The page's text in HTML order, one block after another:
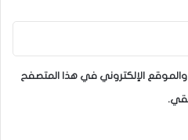
الإلكتروني في هذا المتصفح